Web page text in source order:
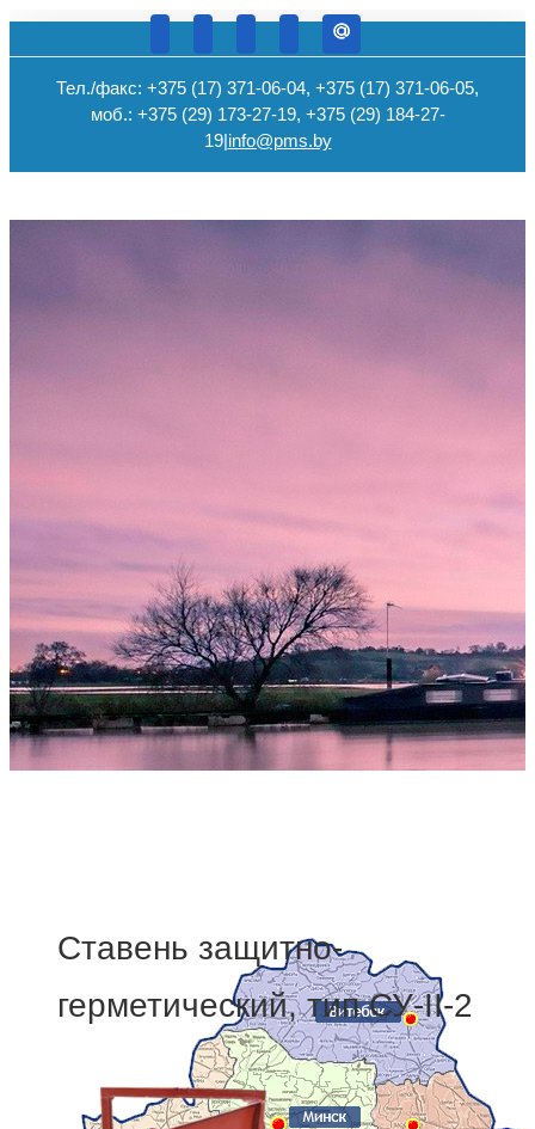
Тел./факс: +375 (17) 371-06-04, +375 (17) 371-06-05,
моб.: +375 (29) 173-27-19, +375 (29) 184-27-
19|info@pms.by
Ставень защитно-
герметический, тип СУ-II-2